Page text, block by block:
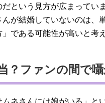
という見方が広まっていま
が結婚していないのは、
である可能性が高いと考
？ファンの間で